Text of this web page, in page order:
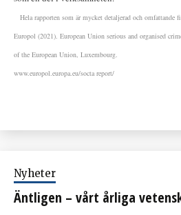
Hela rapporten som är mycket detaljerad och omfattande
Europol (2021). European Union serious and organised
of the European Union, Luxembourg.
www.europol.europa.eu/socta report/
Nyheter
Äntligen – vårt årliga